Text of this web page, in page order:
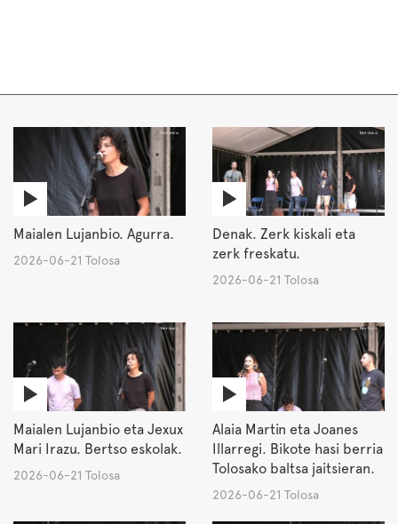
Maialen Lujanbio. Agurra.
2026-06-21 Tolosa
Denak. Zerk kiskali eta
zerk freskatu.
2026-06-21 Tolosa
Maialen Lujanbio eta Jexux
Mari Irazu. Bertso eskolak.
2026-06-21 Tolosa
Alaia Martin eta Joanes
Illarregi. Bikote hasi berria
Tolosako baltsa jaitsieran.
2026-06-21 Tolosa